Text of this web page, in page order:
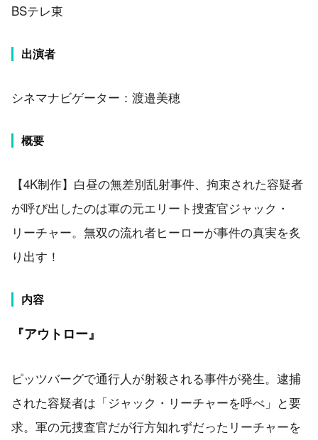
BSテレ東
出演者
シネマナビゲーター：渡邉美穂
概要
【4K制作】白昼の無差別乱射事件、拘束された容疑者
が呼び出したのは軍の元エリート捜査官ジャック・
リーチャー。無双の流れ者ヒーローが事件の真実を炙
り出す！
内容
『アウトロー』
ピッツバーグで通行人が射殺される事件が発生。逮捕
された容疑者は「ジャック・リーチャーを呼べ」と要
求。軍の元捜査官だが行方知れずだったリーチャーを